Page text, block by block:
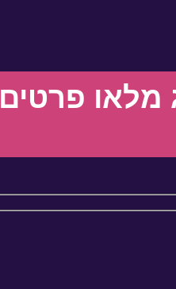
מלאו פרטים